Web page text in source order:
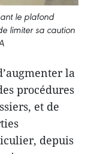
le plafond
limiter sa caution
la
procédures
et de
depuis